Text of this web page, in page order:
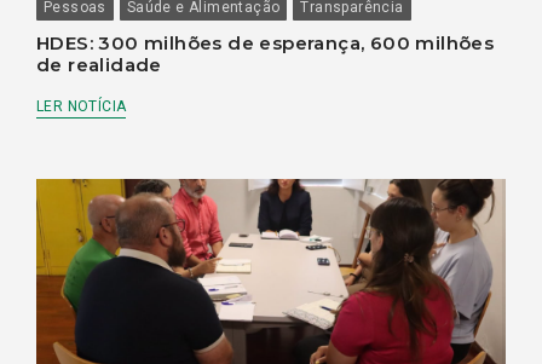
Pessoas Saúde e Alimentação Transparência
HDES: 300 milhões de esperança, 600 milhões
de realidade
LER NOTÍCIA